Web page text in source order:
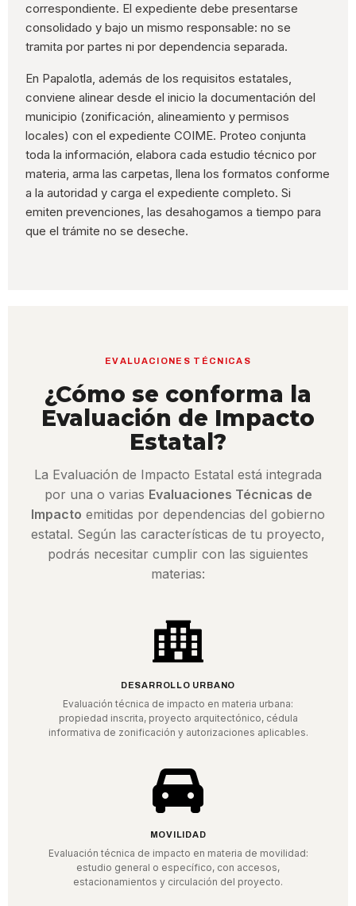
correspondiente. El expediente debe presentarse
consolidado y bajo un mismo responsable: no se
tramita por partes ni por dependencia separada.
En Papalotla, además de los requisitos estatales,
conviene alinear desde el inicio la documentación del
municipio (zonificación, alineamiento y permisos
locales) con el expediente COIME. Proteo conjunta
toda la información, elabora cada estudio técnico por
materia, arma las carpetas, llena los formatos conforme
a la autoridad y carga el expediente completo. Si
emiten prevenciones, las desahogamos a tiempo para
que el trámite no se deseche.
EVALUACIONES TÉCNICAS
¿Cómo se conforma la
Evaluación de Impacto
Estatal?
La Evaluación de Impacto Estatal está integrada
por una o varias Evaluaciones Técnicas de
Impacto emitidas por dependencias del gobierno
estatal. Según las características de tu proyecto,
podrás necesitar cumplir con las siguientes
materias:
DESARROLLO URBANO
Evaluación técnica de impacto en materia urbana:
propiedad inscrita, proyecto arquitectónico, cédula
informativa de zonificación y autorizaciones aplicables.
MOVILIDAD
Evaluación técnica de impacto en materia de movilidad:
estudio general o específico, con accesos,
estacionamientos y circulación del proyecto.